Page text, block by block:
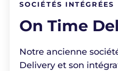
SOCIÉTÉS INTÉGRÉES
On Time
Notre ancienne
Delivery et son